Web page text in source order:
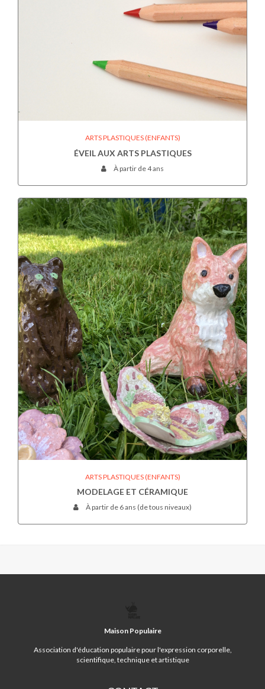
ARTS PLASTIQUES (ENFANTS)
ÉVEIL AUX ARTS PLASTIQUES
À partir de 4 ans
ARTS PLASTIQUES (ENFANTS)
MODELAGE ET CÉRAMIQUE
À partir de 6 ans (de tous niveaux)
Maison Populaire
Association d'éducation populaire pour l'expression corporelle,
scientifique, technique et artistique